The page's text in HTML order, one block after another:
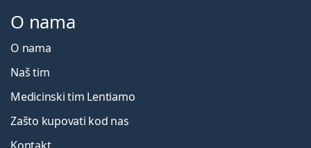
O nama
O nama
Naš tim
Medicinski tim Lentiamo
Zašto kupovati kod nas